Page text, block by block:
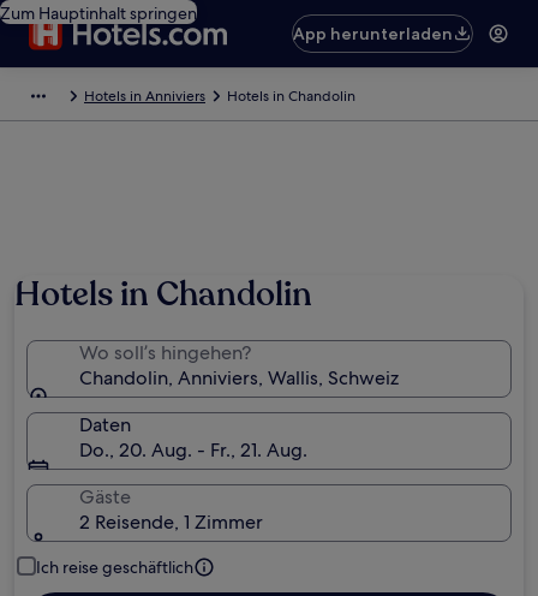
Zum Hauptinhalt springen
App herunterladen
Hotels in Anniviers Hotels in Chandolin
Hotels in Chandolin
Wo soll’s hingehen?
Chandolin, Anniviers, Wallis, Schweiz
Daten
Do., 20. Aug. - Fr., 21. Aug.
Gäste
2 Reisende, 1 Zimmer
Ich reise geschäftlich